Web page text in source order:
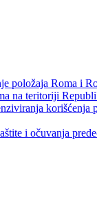
položaja Roma i
na teritoriji
korišćenja
i očuvanja